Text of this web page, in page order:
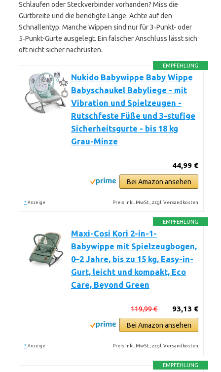
Schlaufen oder Steckverbinder vorhanden? Miss die
Gurtbreite und die benötigte Länge. Achte auf den
Schnallentyp. Manche Wippen sind nur für 3‑Punkt- oder
5‑Punkt-Gurte ausgelegt. Ein falscher Anschluss lässt sich
oft nicht sicher nachrüsten.
EMPFEHLUNG
Nukido Babywippe Baby Wippe
Babyschaukel Babyliege - mit
Vibration und Spielzeugen -
Rutschfeste Füße und 3-stufige
Sicherheitsgurte - bis 18 kg
Grau-Minze
44,99 €
Bei Amazon ansehen
* Anzeige Preis inkl. MwSt., zzgl. Versandkosten
EMPFEHLUNG
Maxi-Cosi Kori 2-in-1-
Babywippe mit Spielzeugbogen,
0–2 Jahre, bis zu 15 kg, Easy-in-
Gurt, leicht und kompakt, Eco
Care, Beyond Green
93,13 €
119,99 €
Bei Amazon ansehen
* Anzeige Preis inkl. MwSt., zzgl. Versandkosten
EMPFEHLUNG